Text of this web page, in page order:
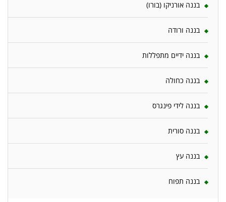
בננה אורניקו (בורו)
בננה ורודה
בננה ידיים מתפללות
בננה כחולה
בננה לידי פינגרס
בננה סורית
בננה עץ
בננה תפוח